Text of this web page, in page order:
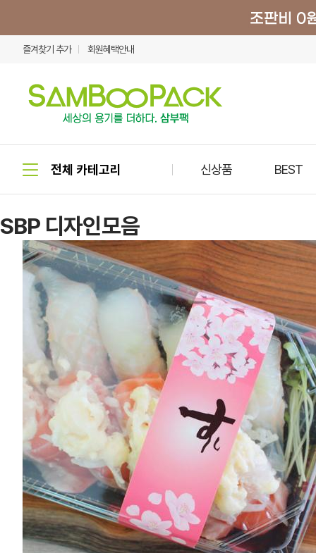
즐겨찾기 추가 회원혜택안내
신상품 BEST
SBP 디자인모음